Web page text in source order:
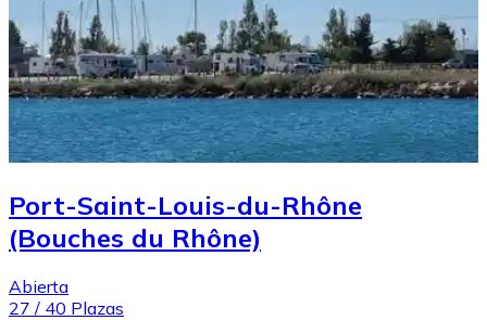
Port-Saint-Louis-du-Rhône
(Bouches du Rhône)
Abierta
27 / 40 Plazas